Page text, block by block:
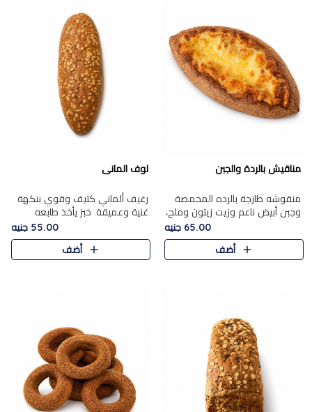
مناقيش بالردة والجبن
منقوشه طازجة بالرده المحمصة
وجبن أبيض ناعم وزيت زيتون وملح،
مباشرة من الفرن.الرده مع نعومة
الجبن فوق عجينة طازجة.
65.00 جنيه
أضف
لوف المانى
رغيف ألماني كثيف وقوي بنكهة
غنية وعميقة. خبز يأخذ طابعه
55.00 جنيه
أضف